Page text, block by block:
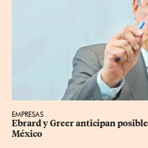
EMPRESAS
Ebrard y Greer anticipan
México